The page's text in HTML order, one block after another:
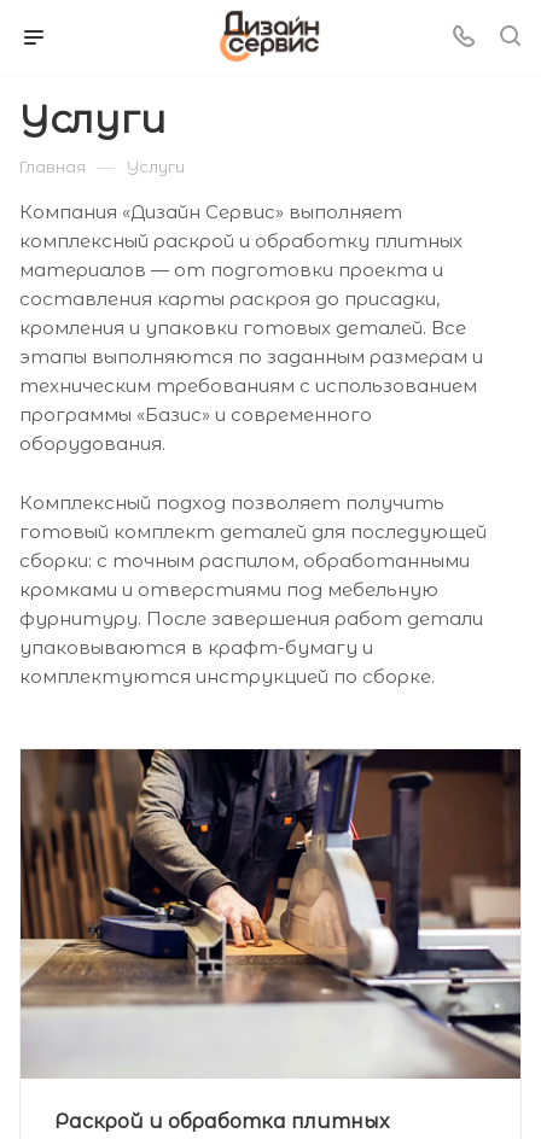
Услуги
Главная — Услуги
Компания «Дизайн Сервис» выполняет
комплексный раскрой и обработку плитных
материалов — от подготовки проекта и
составления карты раскроя до присадки,
кромления и упаковки готовых деталей. Все
этапы выполняются по заданным размерам и
техническим требованиям с использованием
программы «Базис» и современного
оборудования.
Комплексный подход позволяет получить
готовый комплект деталей для последующей
сборки: с точным распилом, обработанными
кромками и отверстиями под мебельную
фурнитуру. После завершения работ детали
упаковываются в крафт-бумагу и
комплектуются инструкцией по сборке.
Раскрой и обработка плитных